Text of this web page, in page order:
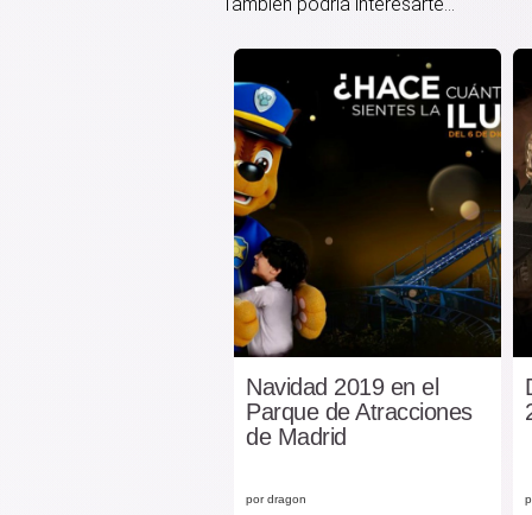
Navidad 2019 en el
Parque de Atracciones
de Madrid
por dragon